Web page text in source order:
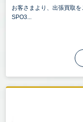
お客さまより、出張買取
SPO3...